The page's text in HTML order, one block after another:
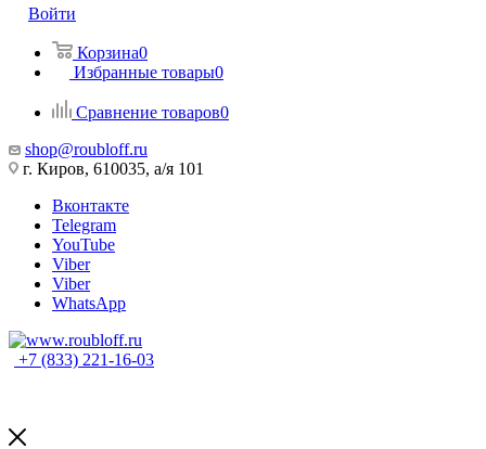
Войти
Корзина0
Избранные товары0
Сравнение товаров0
shop@roubloff.ru
г. Киров, 610035, а/я 101
Вконтакте
Telegram
YouTube
Viber
Viber
WhatsApp
+7 (833) 221-16-03